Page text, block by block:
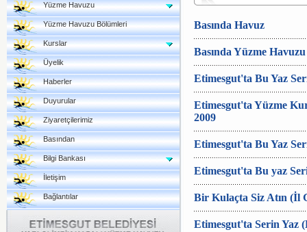
Yüzme Havuzu
Yüzme Havuzu Bölümleri
Kurslar
Üyelik
Haberler
Duyurular
Ziyaretçilerimiz
Basından
Bilgi Bankası
İletişim
Bağlantılar
Basında Havuz
Basında Yüzme Havuzu
Etimesgut'ta Bu Yaz
Etimesgut'ta Yüzme
2009
Etimesgut'ta Bu Yaz
Etimesgut'ta Bu yaz
Bir Kulaçta Siz Atın (İl
Etimesgut'ta Serin Yaz